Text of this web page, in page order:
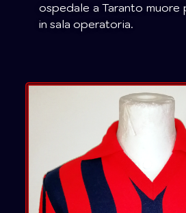
ospedale a Taranto muore
in sala operatoria.